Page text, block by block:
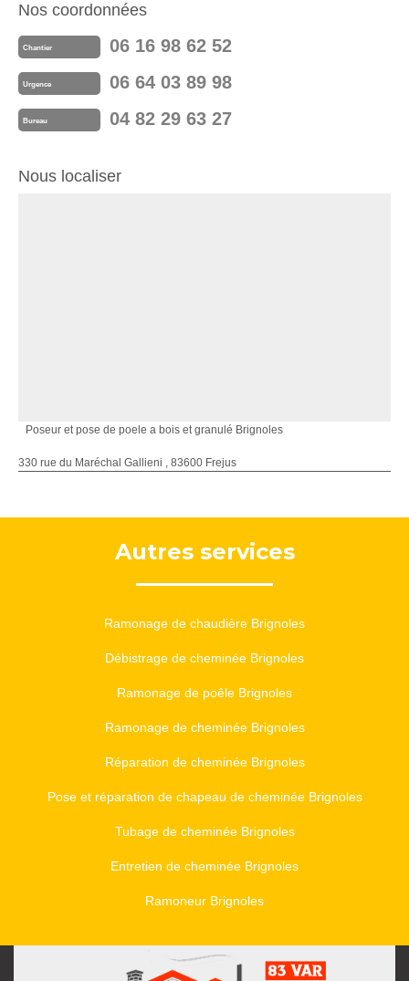
Nos coordonnées
Chantier 06 16 98 62 52
Urgence 06 64 03 89 98
Bureau 04 82 29 63 27
Nous localiser
Poseur et pose de poele a bois et granulé Brignoles
330 rue du Maréchal Gallieni , 83600 Frejus
Autres services
Ramonage de chaudière Brignoles
Débistrage de cheminée Brignoles
Ramonage de poêle Brignoles
Ramonage de cheminée Brignoles
Réparation de cheminée Brignoles
Pose et réparation de chapeau de cheminée Brignoles
Tubage de cheminée Brignoles
Entretien de cheminée Brignoles
Ramoneur Brignoles